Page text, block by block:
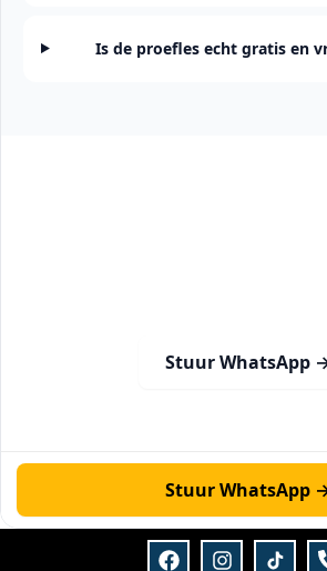
Is de proefles echt gratis en
Stuur WhatsApp
Stuur WhatsApp